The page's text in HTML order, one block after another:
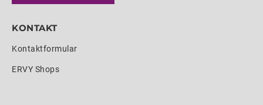
KONTAKT
Kontaktformular
ERVY Shops